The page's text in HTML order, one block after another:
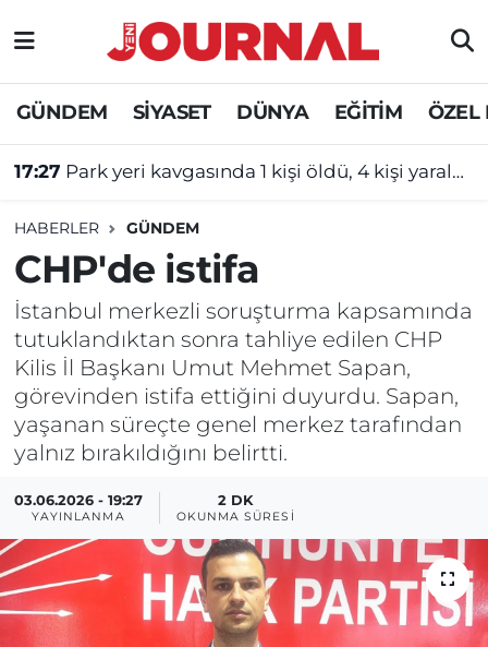
GÜNDEM SİYASET DÜNYA EĞİTİM ÖZEL
17:27 Park yeri kavgasında 1 kişi öldü, 4 kişi yaralandı!
HABERLER GÜNDEM
CHP'de istifa
İstanbul merkezli soruşturma kapsamında
tutuklandıktan sonra tahliye edilen CHP
Kilis İl Başkanı Umut Mehmet Sapan,
görevinden istifa ettiğini duyurdu. Sapan,
yaşanan süreçte genel merkez tarafından
yalnız bırakıldığını belirtti.
03.06.2026 - 19:27
YAYINLANMA
2 DK
OKUNMA SÜRESI
GÜNDEM
SİYASET
DÜNYA
EĞİTİM
ÖZEL HABER
Nöbetçi Eczaneler
Hava Durumu
Süper Lig Puan Durumu ve Fikstür
Tüm Manşetler
Son Dakika Haberleri
Haber Arşivi